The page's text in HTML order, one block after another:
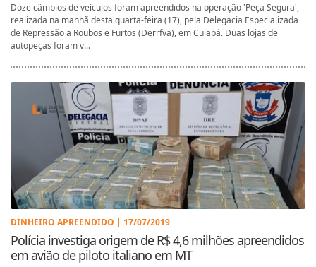
Doze câmbios de veículos foram apreendidos na operação 'Peça Segura',
realizada na manhã desta quarta-feira (17), pela Delegacia Especializada
de Repressão a Roubos e Furtos (Derrfva), em Cuiabá. Duas lojas de
autopeças foram v...
DINHEIRO APREENDIDO | 17/07/2019
Polícia investiga origem de R$ 4,6 milhões apreendidos
em avião de piloto italiano em MT